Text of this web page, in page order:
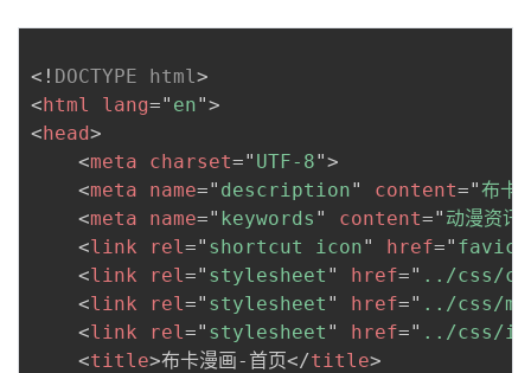
<! DOCTYPE html>
<html lang=" en">
<head>
<meta charset=" UTF-8">
<meta name=" description" content="布卡
<meta name=" keywords " content=" 动漫资
<link rel=" shortcut icon" href="
<link rel=" stylesheet " href=" ../css/
<link rel=" stylesheet " href=" ../css/
<link rel=" stylesheet " href=" ../css/
<title>布卡漫画-首页</title>